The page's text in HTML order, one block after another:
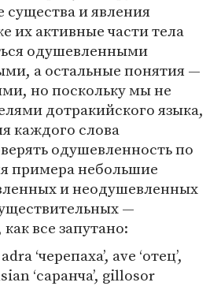
и явления
их активные части тела
одушевленными
а остальные понятия —
но поскольку мы не
дотракийского языка,
каждого слова
одушевленность по
примера небольшие
и неодушевленных
—
все запутано:
‘черепаха’, ave ‘отец’,
‘саранча’, gillosor